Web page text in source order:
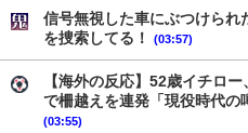
信号無視した車にぶつけられ
を捜索してる！
(03:57)
【海外の反応】52歳イチロ
で柵越えを連発「現役時代の
(03:55)